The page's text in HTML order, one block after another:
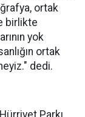
ortak
birlikte
yok
ortak
dedi.
Parkı